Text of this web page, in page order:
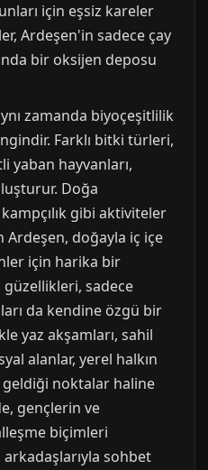
için eşsiz kareler
Ardeşen'in sadece çay
bir oksijen deposu
zamanda biyoçeşitlilik
Farklı bitki türleri,
yaban hayvanları,
Doğa
gibi aktiviteler
doğayla iç içe
için harika bir
sadece
da kendine özgü bir
yaz akşamları, sahil
alanlar, yerel halkın
noktalar haline
gençlerin ve
biçimleri
sohbet